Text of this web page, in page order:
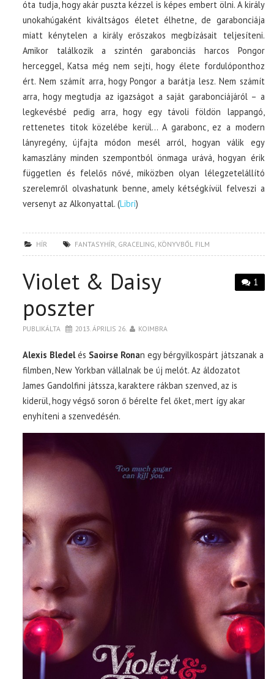
óta tudja, hogy akár puszta kézzel is képes embert ölni. A király
unokahúgaként kiváltságos életet élhetne, de garabonciája
miatt kénytelen a király erőszakos megbízásait teljesíteni.
Amikor találkozik a szintén garabonciás harcos Pongor
herceggel, Katsa még nem sejti, hogy élete fordulóponthoz
ért. Nem számít arra, hogy Pongor a barátja lesz. Nem számít
arra, hogy megtudja az igazságot a saját garabonciájáról – a
legkevésbé pedig arra, hogy egy távoli földön lappangó,
rettenetes titok közelébe kerül… A garabonc, ez a modern
lányregény, újfajta módon mesél arról, hogyan válik egy
kamaszlány minden szempontból önmaga urává, hogyan érik
független és felelős nővé, miközben olyan lélegzetelállító
szerelemről olvashatunk benne, amely kétségkívül felveszi a
versenyt az Alkonyattal. (Libri)
HÍR FANTASYHÍR, GRACELING, KÖNYVBŐL FILM
1
Violet & Daisy
poszter
PUBLIKÁLTA 2013. ÁPRILIS 26. KOIMBRA
Alexis Bledelés Saoirse Ronan egy bérgyilkospárt játszanak a
filmben, New Yorkban vállalnak be új melót. Az áldozatot
James Gandolfini játssza, karaktere rákban szenved, az is
kiderül, hogy végső soron ő bérelte fel őket, mert így akar
enyhíteni a szenvedésén.